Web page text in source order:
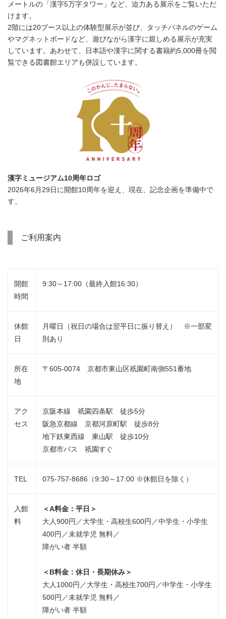
メートルの「漢字5万字タワー」など、迫力ある展示をご覧いただ
けます。
2階には20ブース以上の体験型展示が並び、タッチパネルのゲーム
やマグネットボードなど、遊びながら漢字に親しめる展示が充実
しています。あわせて、日本語や漢字に関する書籍約5,000冊を閲
覧できる図書館エリアも併設しています。
漢字ミュージアム10周年ロゴ
2026年6月29日に開館10周年を迎え、現在、記念企画を準備中で
す。
ご利用案内
開館
時間
9:30～17:00（最終入館16:30）
休館
日
月曜日（祝日の場合は翌平日に振り替え） ※一部変
則あり
所在
地
〒605-0074 京都市東山区祇園町南側551番地
アク
セス
京阪本線 祇園四条駅 徒歩5分
阪急京都線 京都河原町駅 徒歩8分
地下鉄東西線 東山駅 徒歩10分
京都市バス 祇園すぐ
TEL 075-757-8686（9:30～17:00 ※休館日を除く）
入館
料
＜A料金：平日＞
大人900円／大学生・高校生600円／中学生・小学生
400円／未就学児 無料／
障がい者 半額
＜B料金：休日・長期休み＞
大人1000円／大学生・高校生700円／中学生・小学生
500円／未就学児 無料／
障がい者 半額